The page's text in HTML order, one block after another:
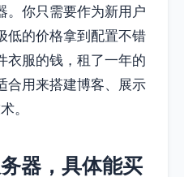
。你只需要作为新用户
低的价格拿到配置不错
衣服的钱，租了一年的
合用来搭建博客、展示
。
器，具体能买